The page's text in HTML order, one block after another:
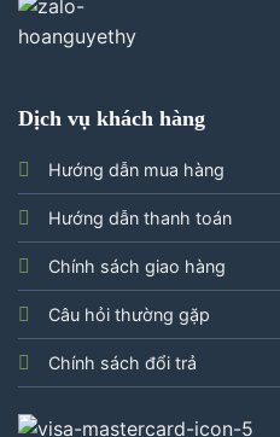
Dịch vụ khách hàng
Hướng dẫn mua hàng
Hướng dẫn thanh toán
Chính sách giao hàng
Câu hỏi thường gặp
Chính sách đổi trả